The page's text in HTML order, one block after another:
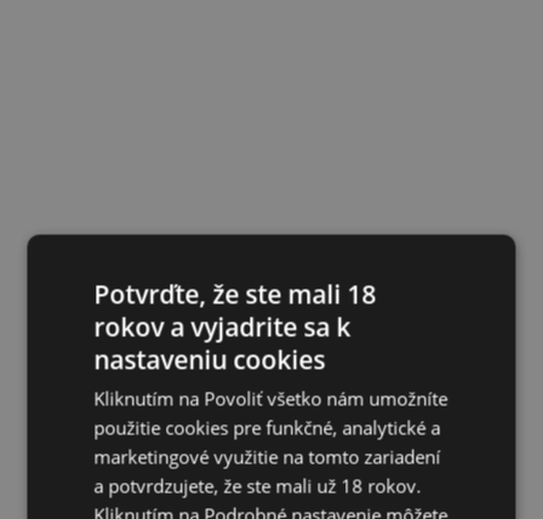
Potvrďte, že ste mali 18
rokov a vyjadrite sa k
nastaveniu cookies
Kliknutím na Povoliť všetko nám umožníte
použitie cookies pre funkčné, analytické a
marketingové využitie na tomto zariadení
a potvrdzujete, že ste mali už 18 rokov.